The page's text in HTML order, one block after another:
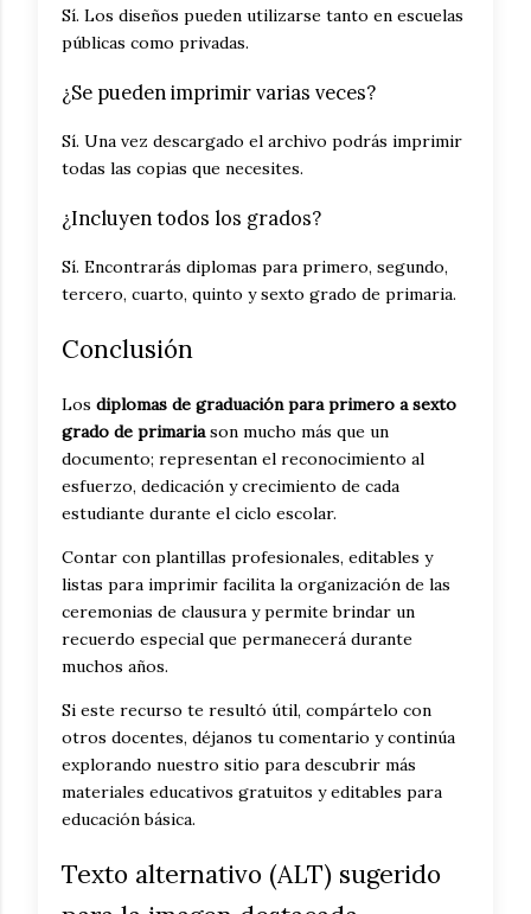
Sí. Los diseños pueden utilizarse tanto en escuelas
públicas como privadas.
¿Se pueden imprimir varias veces?
Sí. Una vez descargado el archivo podrás imprimir
todas las copias que necesites.
¿Incluyen todos los grados?
Sí. Encontrarás diplomas para primero, segundo,
tercero, cuarto, quinto y sexto grado de primaria.
Conclusión
Los diplomas de graduación para primero a sexto
grado de primariason mucho más que un
documento; representan el reconocimiento al
esfuerzo, dedicación y crecimiento de cada
estudiante durante el ciclo escolar.
Contar con plantillas profesionales, editables y
listas para imprimir facilita la organización de las
ceremonias de clausura y permite brindar un
recuerdo especial que permanecerá durante
muchos años.
Si este recurso te resultó útil, compártelo con
otros docentes, déjanos tu comentario y continúa
explorando nuestro sitio para descubrir más
materiales educativos gratuitos y editables para
educación básica.
Texto alternativo (ALT) sugerido